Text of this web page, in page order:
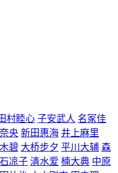
村睦心 子安武人 名冢佳
央 新田惠海 井上麻里
碧 大桥步夕 平川大辅 森
凉子 清水爱 楠大典 中原